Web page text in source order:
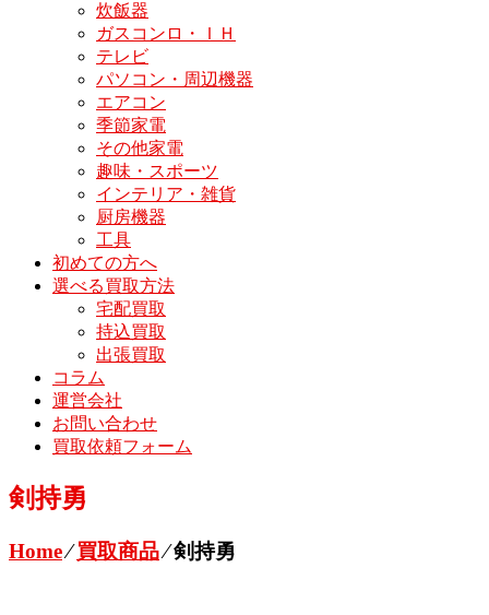
炊飯器
ガスコンロ・ＩＨ
テレビ
パソコン・周辺機器
エアコン
季節家電
その他家電
趣味・スポーツ
インテリア・雑貨
厨房機器
工具
初めての方へ
選べる買取方法
宅配買取
持込買取
出張買取
コラム
運営会社
お問い合わせ
買取依頼フォーム
剣持勇
Home⁄買取商品⁄剣持勇